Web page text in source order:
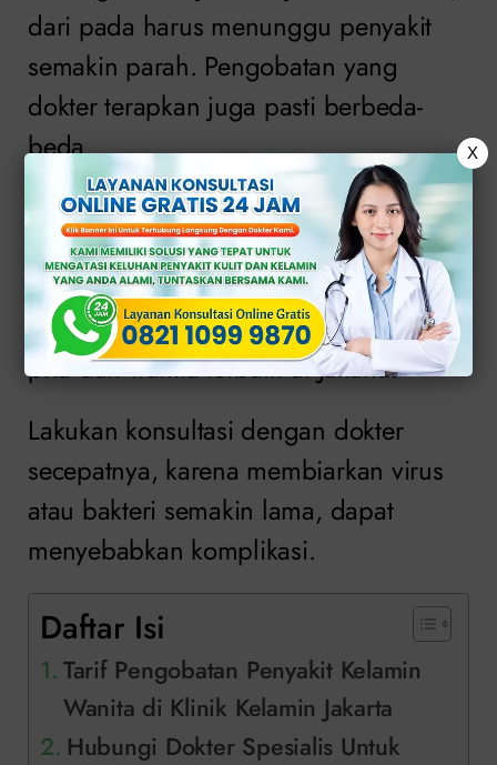
dari pada harus menunggu penyakit
semakin parah. Pengobatan yang
dokter terapkan juga pasti berbeda-
beda.
Jika Anda mencari rekomendasi tempat
pengobatan penyakit kelamin wanita,
Klinik Apollo adalah salah satu tempat
pengobatan spesialis penyakit kelamin
pria dan wanita terbaik di Jakarta.
Lakukan konsultasi dengan dokter
secepatnya, karena membiarkan virus
atau bakteri semakin lama, dapat
menyebabkan komplikasi.
Daftar Isi
Tarif Pengobatan Penyakit Kelamin
Wanita di Klinik Kelamin Jakarta
Hubungi Dokter Spesialis Untuk
X